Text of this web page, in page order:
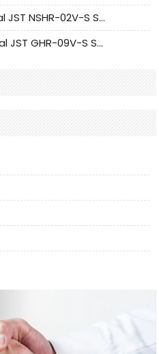
JST Stecker - bietet Original JST NSHR-02V-S Stecker und Ersatzteile an
JST-Stecker - Bietet Original JST GHR-09V-S Stecker und Ersatzteile an